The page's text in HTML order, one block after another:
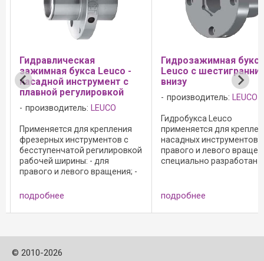
Гидрозажимная букса
Leuco с шестигранником
внизу
производитель:LEUCO
применяется для крепления
насадных инструментов: - для
правого и левого вращения; -
специально разработан для
высокоточных двигателей с
фиксации; - комплектация:
гидравлическая зажимная
букса без отвёртки; ...
подробнее
Зажимная система
Zeroplan
производитель:LEUCO
универсальные
форматно-обрезные
профильные станки; -
проходного типа; - для
крепления насадных
фланцами Ø 160 мм.
Преимущества: -
точность по ...
подробнее
© 2010-2026